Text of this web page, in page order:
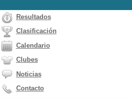
Resultados
Clasificación
Calendario
Clubes
Noticias
Contacto